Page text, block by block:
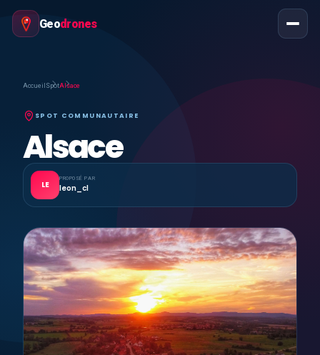
Geodrones
Accueil SpotAlsace
SPOT COMMUNAUTAIRE
Alsace
LE
PROPOSÉ PAR
leon_cl